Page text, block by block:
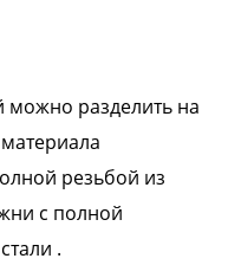
можно разделить на
резьбой из
с полной
.